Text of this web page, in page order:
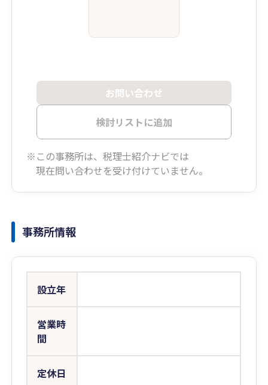
お問い合わせ
検討リストに追加
※この事務所は、税理士紹介ナビでは
現在問い合わせを受け付けていません。
事務所情報
設立年
営業時
間
定休日